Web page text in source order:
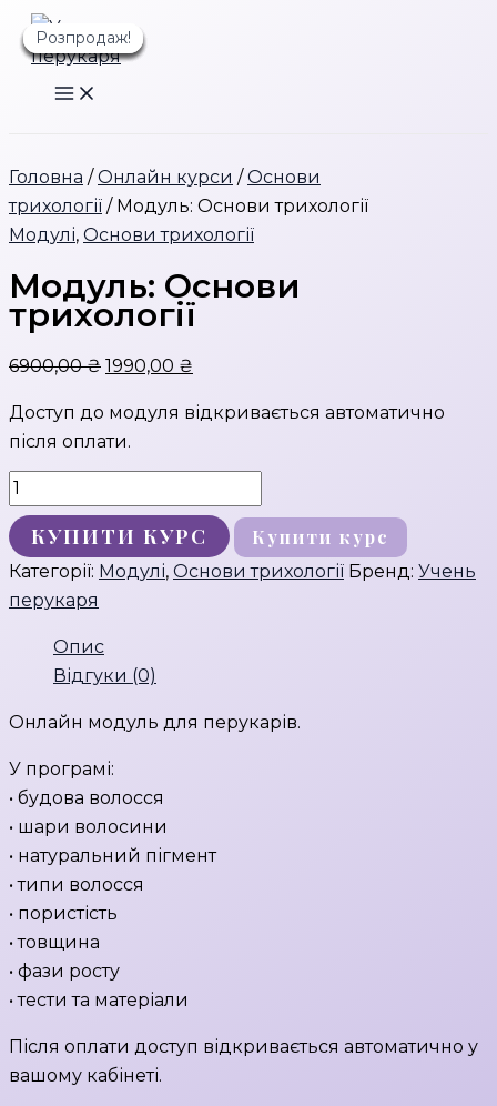
Перейти
до
Розпродаж!
Головна /Онлайн курси /Основи
трихології / Модуль: Основи трихології
Модулі, Основи трихології
Модуль: Основи
трихології
6900,00₴ Оригінальна
6900,00 ₴.
1990,00 ₴
1990,00 ₴.
Доступ до модуля відкривається автоматично
після оплати.
Модуль:
Основи
трихології
кількість
КУПИТИ КУРС Купити курс
Категорії: Модулі, Основи трихології Бренд: Учень
перукаря
Опис
Відгуки (0)
Онлайн модуль для перукарів.
У програмі:
• будова волосся
• шари волосини
• натуральний пігмент
• типи волосся
• пористість
• товщина
• фази росту
• тести та матеріали
Після оплати доступ відкривається автоматично у
вашому кабінеті.
Розпродаж!
Розпродаж!
Розпродаж!
Розпродаж!
Розпродаж!
Розпродаж!